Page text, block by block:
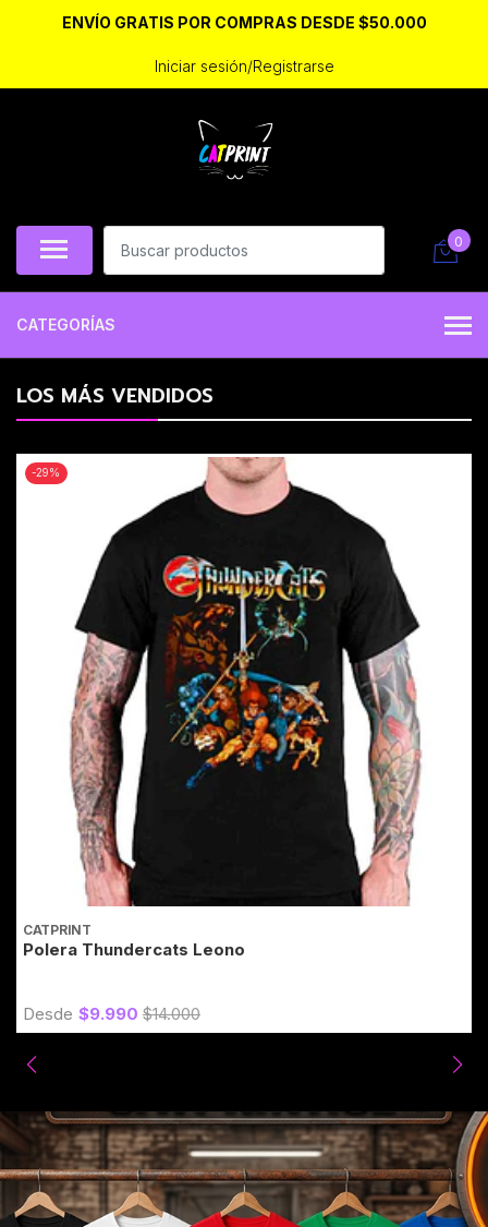
ENVÍO GRATIS POR COMPRAS DESDE $50.000
Iniciar sesión/Registrarse
0
CATEGORÍAS
LOS MÁS VENDIDOS
-29%
CATPRINT
Polera Thundercats Leono
Desde $9.990 $14.000